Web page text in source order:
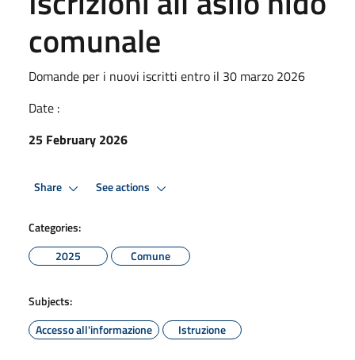
comunale
Domande per i nuovi iscritti entro il 30 marzo 2026
Date :
25 February 2026
Share See actions
Categories:
2025
Comune
Subjects:
Accesso all'informazione
Istruzione